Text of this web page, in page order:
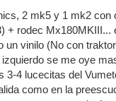
2 mk5 y 1 mk2 con
+ rodec Mx180MKIII...
un vinilo (No con
se me oye
3-4 lucecitas del
como en la